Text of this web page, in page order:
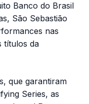
Banco do Brasil
São Sebastião
nas
títulos da
que garantiram
Series, as